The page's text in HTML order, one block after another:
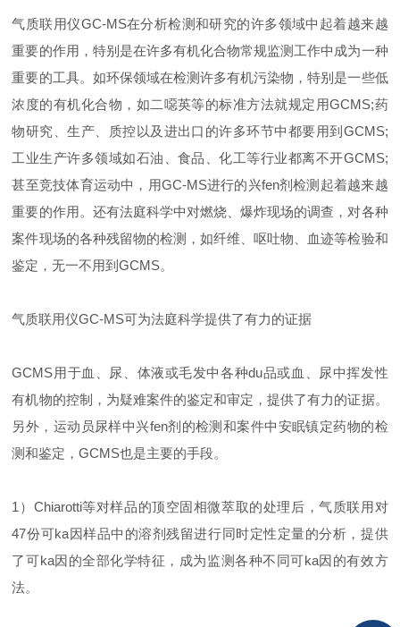
气质联用仪GC-MS在分析检测和研究的许多领域中起着越来越
重要的作用，特别是在许多有机化合物常规监测工作中成为一种
重要的工具。如环保领域在检测许多有机污染物，特别是一些低
浓度的有机化合物，如二噁英等的标准方法就规定用GCMS;药
物研究、生产、质控以及进出口的许多环节中都要用到GCMS;
工业生产许多领域如石油、食品、化工等行业都离不开GCMS;
甚至竞技体育运动中，用GC-MS进行的兴fen剂检测起着越来越
重要的作用。还有法庭科学中对燃烧、爆炸现场的调查，对各种
案件现场的各种残留物的检测，如纤维、呕吐物、血迹等检验和
鉴定，无一不用到GCMS。
气质联用仪GC-MS可为法庭科学提供了有力的证据
GCMS用于血、尿、体液或毛发中各种du品或血、尿中挥发性
有机物的控制，为疑难案件的鉴定和审定，提供了有力的证据。
另外，运动员尿样中兴fen剂的检测和案件中安眠镇定药物的检
测和鉴定，GCMS也是主要的手段。
1）Chiarotti等对样品的顶空固相微萃取的处理后，气质联用对
47份可ka因样品中的溶剂残留进行同时定性定量的分析，提供
了可ka因的全部化学特征，成为监测各种不同可ka因的有效方
法。